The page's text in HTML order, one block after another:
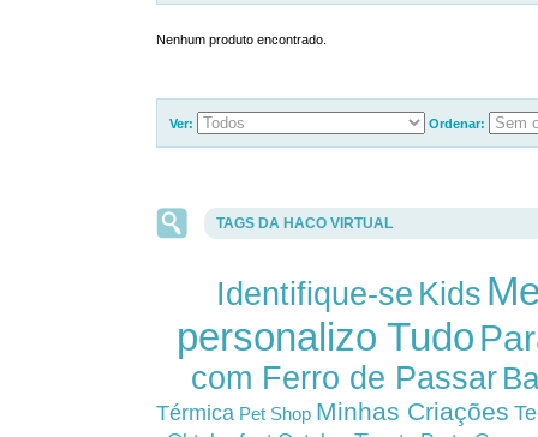
Nenhum produto encontrado.
Ver: Ordenar:
TAGS DA HACO VIRTUAL
Identifique-se Kids
personalizo Tudo
com Ferro de Passar
Térmica Pet Shop Minhas Criações